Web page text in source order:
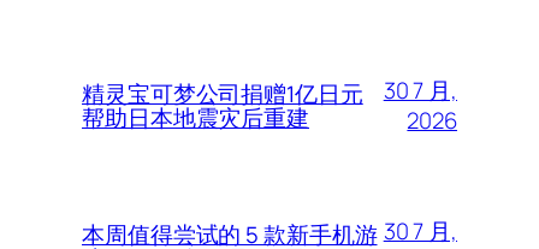
精灵宝可梦公司捐赠1亿日元
帮助日本地震灾后重建
30 7 月,
2026
本周值得尝试的 5 款新手机游 30 7 月,